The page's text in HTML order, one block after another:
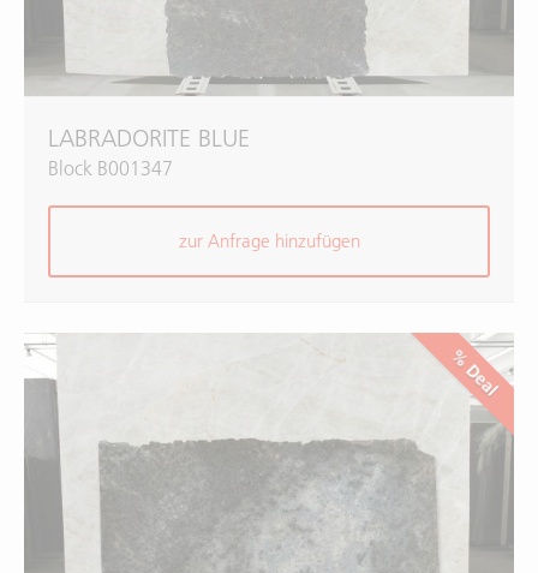
LABRADORITE BLUE
Block B001347
zur Anfrage hinzufügen
% Deal